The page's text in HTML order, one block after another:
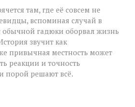
укус:
как
обычная
прогулка
обернулась
трагедией»
там, где её совсем не
вспоминая случай в
обычной гадюки оборвал жизнь
звучит как
привычная местность может
реакции и точность
порой решают всё.